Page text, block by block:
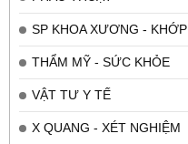
SP KHOA XƯƠNG - KHỚP
THẨM MỸ - SỨC KHỎE
VẬT TƯ Y TẾ
X QUANG - XÉT NGHIỆM